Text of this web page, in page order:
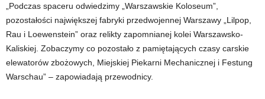
„Podczas spaceru odwiedzimy „Warszawskie Koloseum”,
pozostałości największej fabryki przedwojennej Warszawy „Lilpop,
Rau i Loewenstein” oraz relikty zapomnianej kolei Warszawsko-
Kaliskiej. Zobaczymy co pozostało z pamiętających czasy carskie
elewatorów zbożowych, Miejskiej Piekarni Mechanicznej i Festung
Warschau” – zapowiadają przewodnicy.